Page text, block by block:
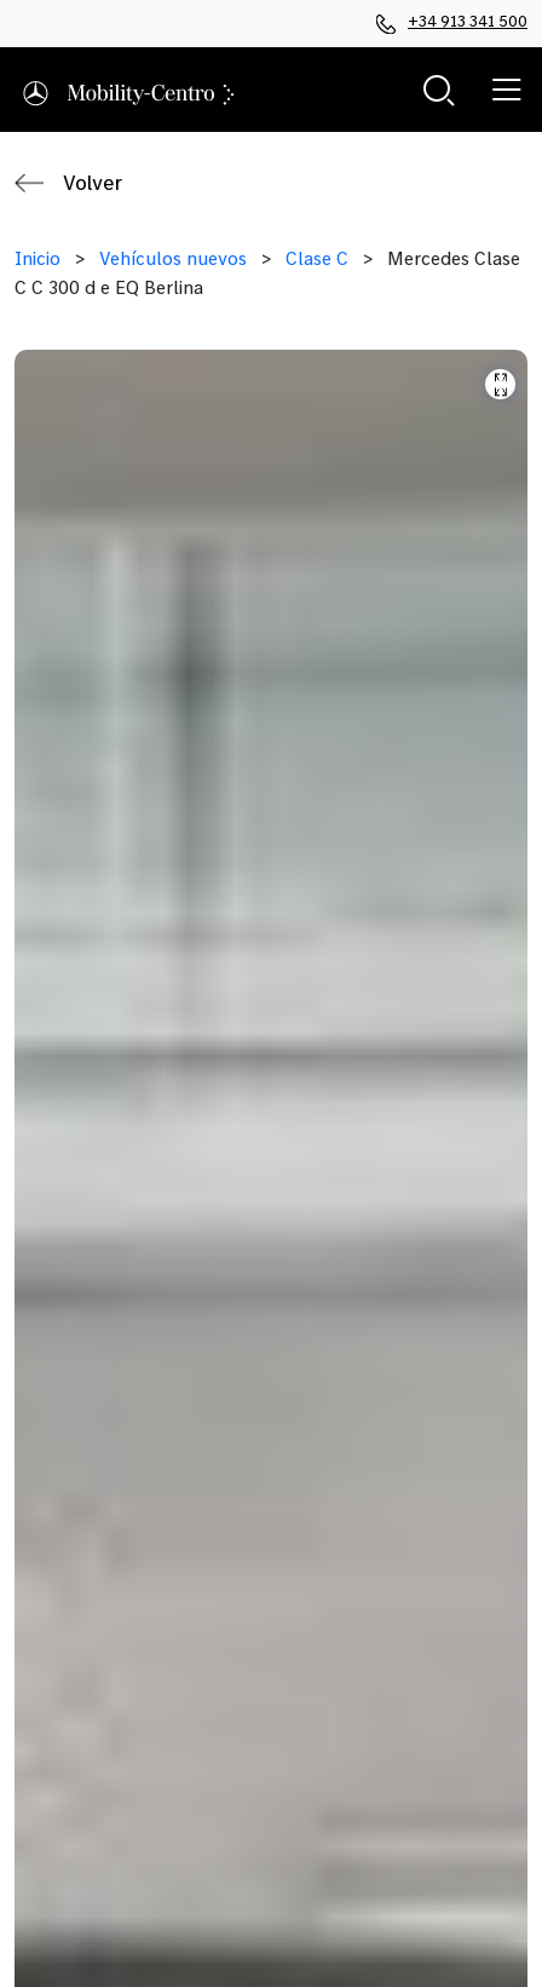
+34 913 341 500
Volver
Inicio > Vehículos nuevos > Clase C >
Mercedes Clase
C C 300 d e EQ Berlina